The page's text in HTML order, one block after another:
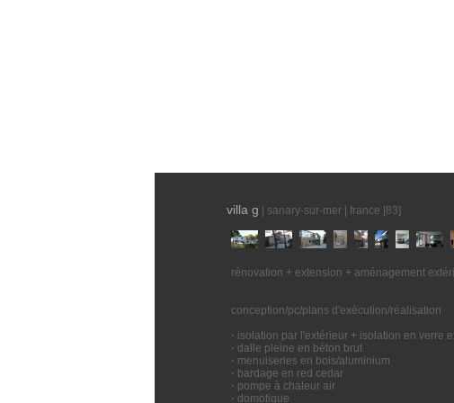
villa g | sanary-sur-mer | france [83]
rénovation + extension + aménagement
conception/pc/plans d'exécution/réalisation
⋅ isolation par l'extérieur + isolation en verre
⋅ dalle pleine en béton brut
⋅ menuiseries en bois/aluminium
⋅ bardage en red cedar
⋅ pompe à chaleur air
⋅ domotique